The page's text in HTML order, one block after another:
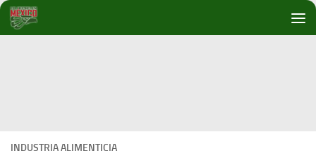
Debajo del contenido
INDUSTRIA ALIMENTICIA